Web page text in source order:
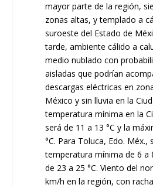
mayor parte de la región,
zonas altas, y templado a
suroeste del Estado de
tarde, ambiente cálido a
medio nublado con
aisladas que podrían
descargas eléctricas en
México y sin lluvia en la
temperatura mínima en la
será de 11 a 13 °C y la
°C. Para Toluca, Edo. Méx.,
temperatura mínima de 6 a
de 23 a 25 °C. Viento del
km/h en la región, con